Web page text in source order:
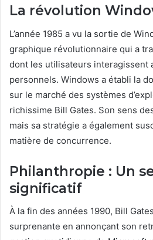
La révolution
L’année 1985 a vu la sortie de
graphique révolutionnaire qui a
dont les utilisateurs interagissent
personnels. Windows a établi la
sur le marché des systèmes
richissime Bill Gates. Son sens
mais sa stratégie a également
matière de concurrence.
Philanthropie : Un
significatif
À la fin des années 1990, Bill
surprenante en annonçant son